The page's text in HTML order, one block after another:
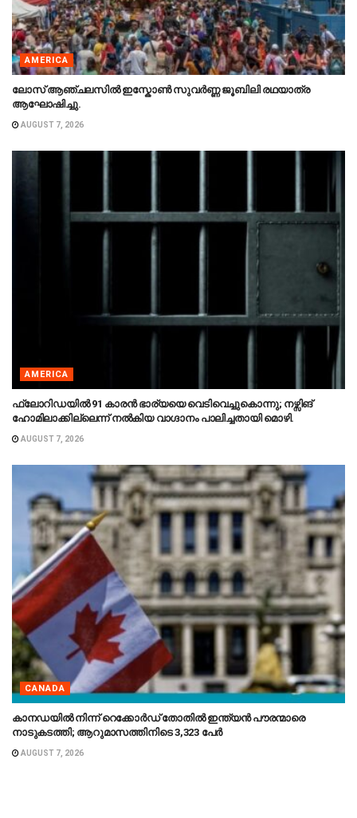
AMERICA
ലോസ് ആഞ്ചലസിൽ ഇസ്കോൺ സുവർണ്ണ ജൂബിലി രഥയാത്ര
ആഘോഷിച്ചു.
AUGUST 7, 2026
AMERICA
ഫ്ലോറിഡയിൽ 91 കാരൻ ഭാര്യയെ വെടിവെച്ചുകൊന്നു; നഴ്സിങ്
ഹോമിലാക്കില്ലെന്ന് നൽകിയ വാഗ്ദാനം പാലിച്ചതായി മൊഴി.
AUGUST 7, 2026
CANADA
കാനഡയിൽ നിന്ന് റെക്കോർഡ് തോതിൽ ഇന്ത്യൻ പൗരന്മാരെ
നാടുകടത്തി; ആറുമാസത്തിനിടെ 3,323 പേർ
AUGUST 7, 2026